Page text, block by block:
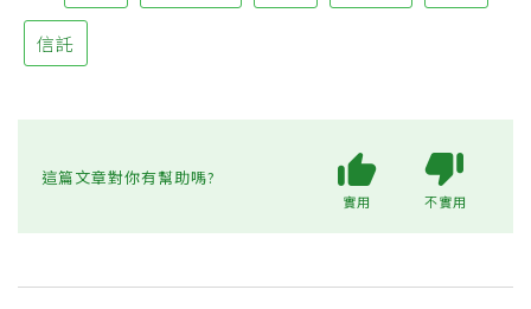
信託
這篇文章對你有幫助嗎?
實用 不實用